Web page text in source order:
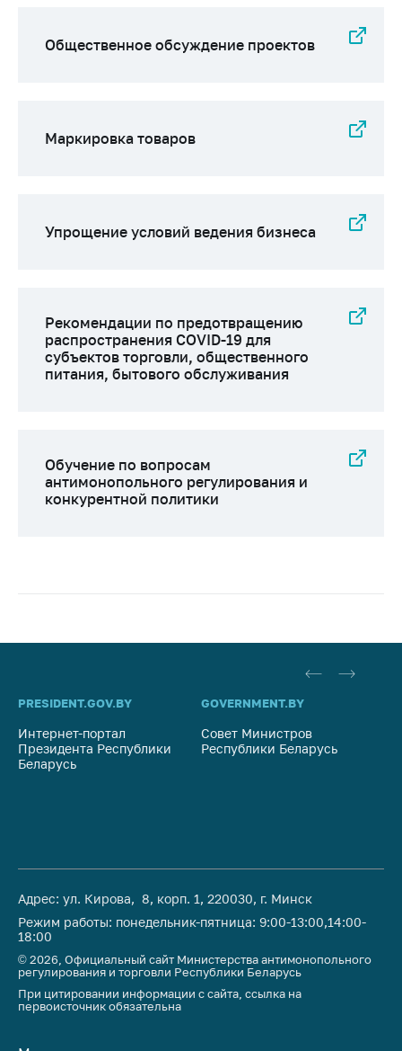
Общественное обсуждение проектов
Маркировка товаров
Упрощение условий ведения бизнеса
Рекомендации по предотвращению
распространения COVID-19 для
субъектов торговли, общественного
питания, бытового обслуживания
Обучение по вопросам
антимонопольного регулирования и
конкурентной политики
PRESIDENT.GOV.BY
Интернет-портал
Президента Республики
Беларусь
GOVERNMENT.BY
Совет Министров
Республики Беларусь
Адрес: ул. Кирова, 8, корп. 1, 220030, г. Минск
Режим работы: понедельник-пятница: 9:00-13:00,14:00-
18:00
© 2026, Официальный сайт Министерства антимонопольного
регулирования и торговли Республики Беларусь
При цитировании информации с сайта, ссылка на
первоисточник обязательна